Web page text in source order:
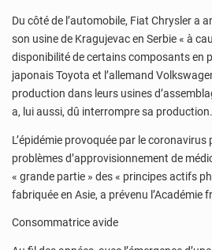
Du côté de l’automobile, Fiat Chrysler a
son usine de Kragujevac en Serbie « à
disponibilité de certains composants en
japonais Toyota et l’allemand
production dans leurs usines
a, lui aussi, dû interrompre sa production.
L’épidémie provoquée par le
problèmes d’approvisionnement de
« grande partie » des « principes actifs
fabriquée en Asie, a prévenu l’Académie
Consommatrice avide